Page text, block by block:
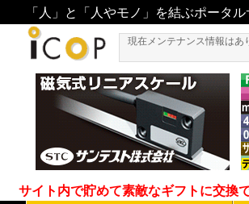
「人」と「人やモノ」を結ぶポータル
現在メンテナンス情報はあ
サイト内で貯めて素敵なギフトに交換